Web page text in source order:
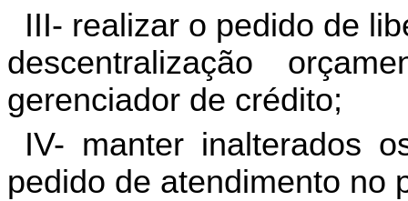
III- realizar o pedido de
descentralização
gerenciador de crédito;
IV- manter inalterados
pedido de atendimento no